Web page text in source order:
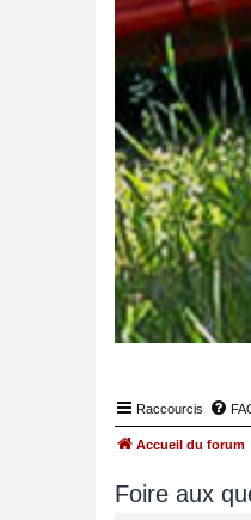
Raccourcis
Accueil du forum
Foire aux